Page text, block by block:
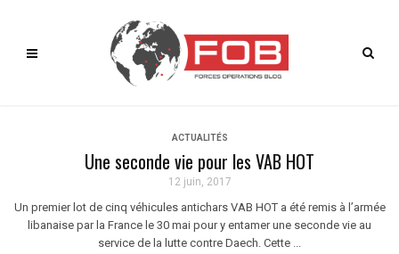
ACTUALITÉS
Une seconde vie pour les VAB HOT
12 juin, 2017
Un premier lot de cinq véhicules antichars VAB HOT a été remis à l’armée
libanaise par la France le 30 mai pour y entamer une seconde vie au
service de la lutte contre Daech. Cette ...